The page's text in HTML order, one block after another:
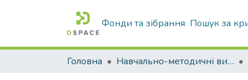
Фонди та зібрання Пошук за
Головна Навчально-методичні видання